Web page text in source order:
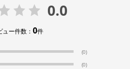
0.0
ュー件数：0件
(0)
(0)